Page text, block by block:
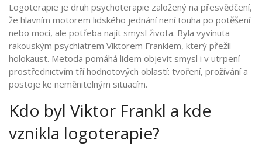
Logoterapie je druh psychoterapie založený na přesvědčení,
že hlavním motorem lidského jednání není touha po potěšení
nebo moci, ale potřeba najít smysl života. Byla vyvinuta
rakouským psychiatrem Viktorem Franklem, který přežil
holokaust. Metoda pomáhá lidem objevit smysl i v utrpení
prostřednictvím tří hodnotových oblastí: tvoření, prožívání a
postoje ke neměnitelným situacím.
Kdo byl Viktor Frankl a kde
vznikla logoterapie?